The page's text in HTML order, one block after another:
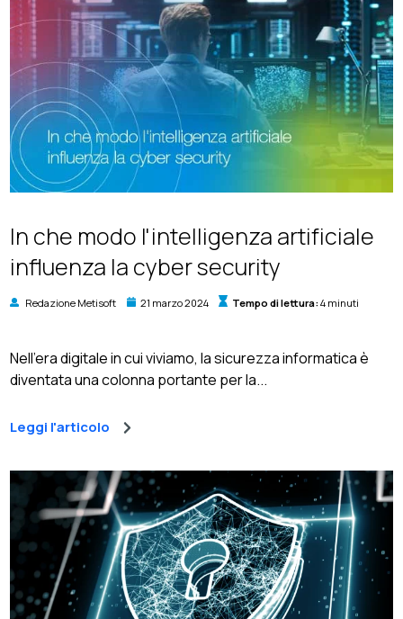
In che modo l'intelligenza artificiale
influenza la cyber security
Redazione Metisoft 21 marzo 2024 Tempo di lettura:4 minuti
Nell'era digitale in cui viviamo, la sicurezza informatica è
diventata una colonna portante per la...
Leggi l'articolo